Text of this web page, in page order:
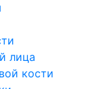
лица
кости